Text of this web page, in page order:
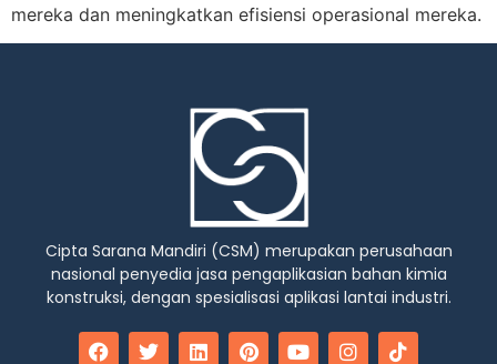
mereka dan meningkatkan efisiensi operasional mereka.
Cipta Sarana Mandiri (CSM) merupakan perusahaan
nasional penyedia jasa pengaplikasian bahan kimia
konstruksi, dengan spesialisasi aplikasi lantai industri.